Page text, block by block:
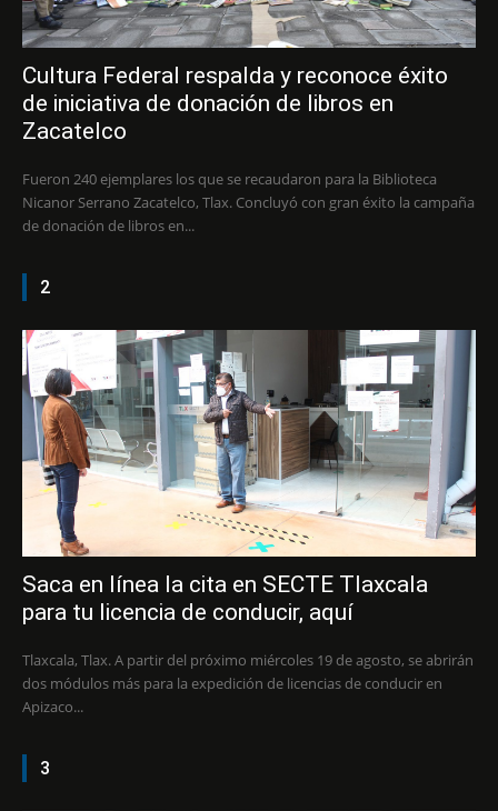
Cultura Federal respalda y reconoce éxito
de iniciativa de donación de libros en
Zacatelco
Fueron 240 ejemplares los que se recaudaron para la Biblioteca
Nicanor Serrano Zacatelco, Tlax. Concluyó con gran éxito la campaña
de donación de libros en...
2
Saca en línea la cita en SECTE Tlaxcala
para tu licencia de conducir, aquí
Tlaxcala, Tlax. A partir del próximo miércoles 19 de agosto, se abrirán
dos módulos más para la expedición de licencias de conducir en
Apizaco...
3